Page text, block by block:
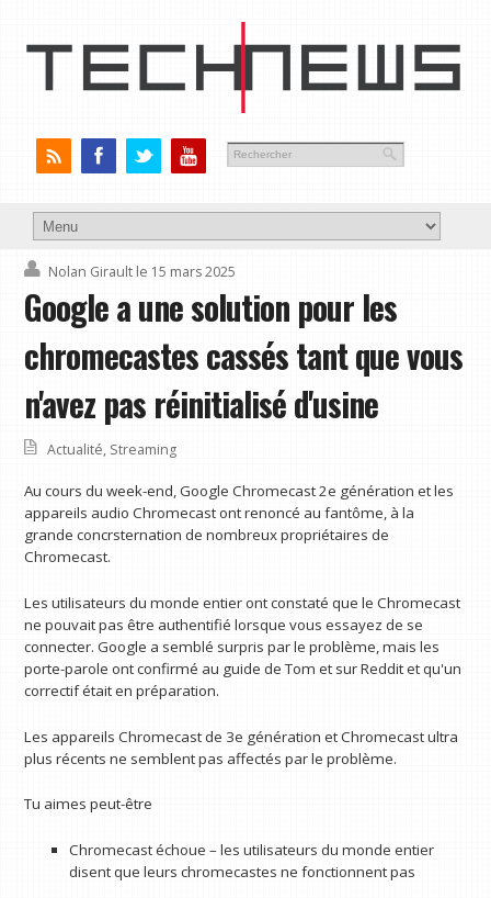
Nolan Girault le 15 mars 2025
Google a une solution pour les
chromecastes cassés tant que vous
n'avez pas réinitialisé d'usine
Actualité, Streaming
Au cours du week-end, Google Chromecast 2e génération et les
appareils audio Chromecast ont renoncé au fantôme, à la
grande concrsternation de nombreux propriétaires de
Chromecast.
Les utilisateurs du monde entier ont constaté que le Chromecast
ne pouvait pas être authentifié lorsque vous essayez de se
connecter. Google a semblé surpris par le problème, mais les
porte-parole ont confirmé au guide de Tom et sur Reddit et qu'un
correctif était en préparation.
Les appareils Chromecast de 3e génération et Chromecast ultra
plus récents ne semblent pas affectés par le problème.
Tu aimes peut-être
Chromecast échoue – les utilisateurs du monde entier
disent que leurs chromecastes ne fonctionnent pas